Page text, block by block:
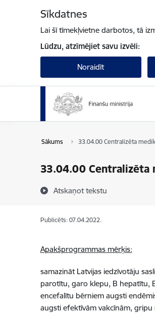
Sīkdatnes
Lai šī tīmekļvietne darbotos, tā
Lūdzu, atzīmējiet savu izvēli:
Noraidīt
Sākums 33.04.00 Centralizēta
33.04.00 Centralizēta
Atskaņot tekstu
Publicēts: 07.04.2022.
Apakšprogrammas mērķis:
samazināt Latvijas iedzīvotāju
parotītu, garo klepu, B hepatītu,
encefalītu bērniem augsti
augsti efektīvām vakcīnām, gripu